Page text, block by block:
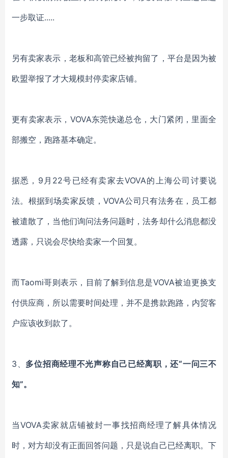
一步取证.....
另有卖家表示，老板和高管已经被拘留了，平台是因为被
欧盟举报了才大规模封停卖家店铺。
更有卖家表示， VOVA东莞快递总仓，大门紧闭，里面全
部搬空，跑路基本确定。
据悉， 9月22号已经有卖家去VOVA的上海公司讨要说
法。根据到场卖家反馈， VOVA公司只有法务在，员工都
被遣散了，当他们询问法务问题时，法务却什么消息都没
透露，只说会尽快给卖家一个回复。
而Taomi哥则表示，目前了解到信息是VOVA被迫更换支
付供应商，所以需要时间处理，并不是携款跑路 ， 内贸客
户应该收到款了。
3、 多位招商经理不光声称自己已经离职，还“一问三不
知”。
当VOVA卖家就店铺被封一事找招商经理了解具体情况
时，对方却没有正面回答问题，只是说自己已经离职。下